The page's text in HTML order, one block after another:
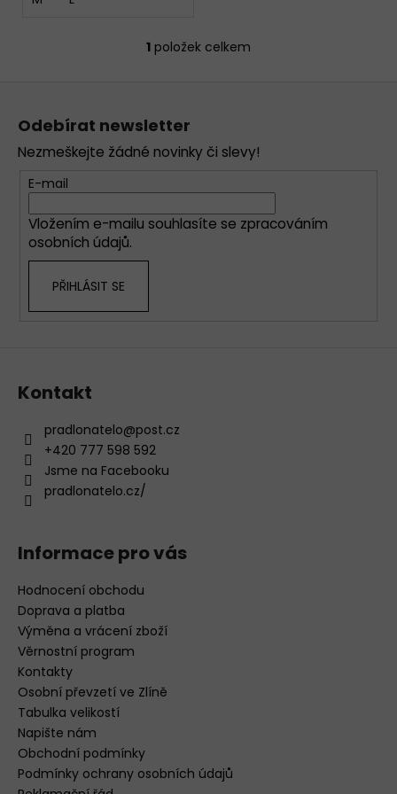
O
a
í
p
r
1 položek celkem
Odebírat newsletter
Nezmeškejte žádné novinky či slevy!
E-mail
Vložením e-mailu souhlasíte se zpracováním
osobních údajů.
PŘIHLÁSIT SE
Kontakt
pradlonatelo@post.cz
+420 777 598 592
Jsme na Facebooku
pradlonatelo.cz/
Informace pro vás
Hodnocení obchodu
Doprava a platba
Výměna a vrácení zboží
Věrnostní program
Kontakty
Osobní převzetí ve Zlíně
Tabulka velikostí
Napište nám
Obchodní podmínky
Podmínky ochrany osobních údajů